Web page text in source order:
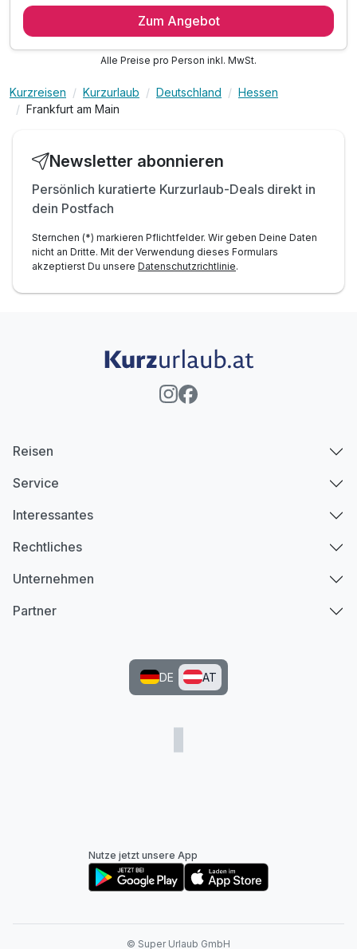
4 x reichhaltiges Frühstücksbuffet
1 x Frankfurt Card für 2 Tage*
inkl. RMV-Ticket für den öffentlichen Nahverkehr
inkl. bis zu 50% Ermäßigung im Palmengarten
inkl. bis zu 50% Ermäßigung in Frankfurter Museen
inkl. Ermäßigung auf Flughafen Rundfahrten
Zum Angebot
Alle Preise pro Person inkl. MwSt.
Kurzreisen Kurzurlaub Deutschland
Hessen
Frankfurt am Main
Newsletter abonnieren
Persönlich kuratierte Kurzurlaub-Deals direkt in
dein Postfach
Sternchen (*) markieren Pflichtfelder. Wir geben Deine Daten
nicht an Dritte. Mit der Verwendung dieses Formulars
akzeptierst Du unsere Datenschutzrichtlinie.
Reisen
Service
Interessantes
Rechtliches
Unternehmen
Partner
DE AT
Nutze jetzt unsere App
© Super Urlaub GmbH